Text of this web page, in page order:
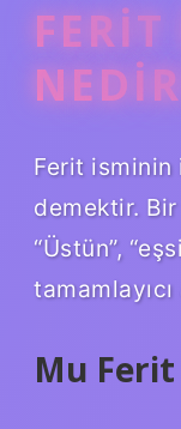
Ferit isminin
demektir.
“Üstün”,
Mu